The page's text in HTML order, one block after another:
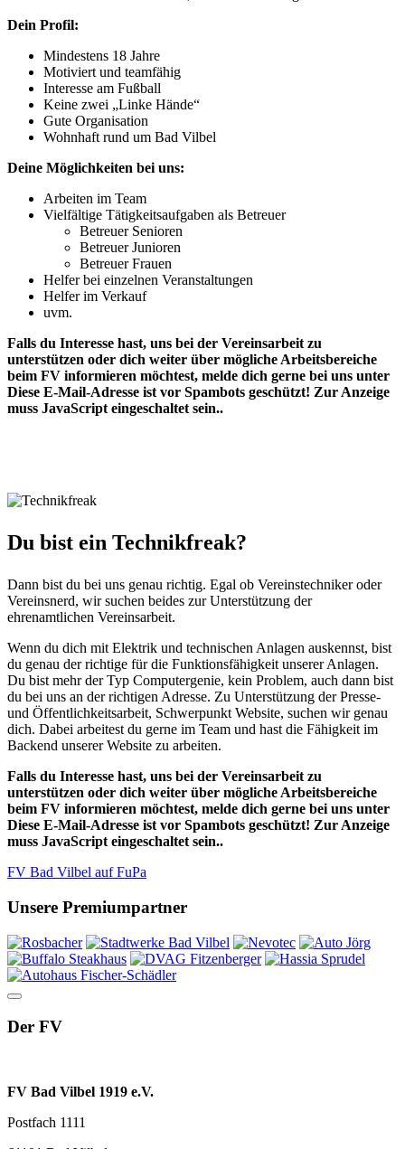
Dein Profil:
Mindestens 18 Jahre
Motiviert und teamfähig
Interesse am Fußball
Keine zwei „Linke Hände“
Gute Organisation
Wohnhaft rund um Bad Vilbel
Deine Möglichkeiten bei uns:
Arbeiten im Team
Vielfältige Tätigkeitsaufgaben als Betreuer
Betreuer Senioren
Betreuer Junioren
Betreuer Frauen
Helfer bei einzelnen Veranstaltungen
Helfer im Verkauf
uvm.
Falls du Interesse hast, uns bei der Vereinsarbeit zu
unterstützen oder dich weiter über mögliche Arbeitsbereiche
beim FV informieren möchtest, melde dich gerne bei uns unter
Diese E-Mail-Adresse ist vor Spambots geschützt! Zur Anzeige
muss JavaScript eingeschaltet sein..
Du bist ein Technikfreak?
Dann bist du bei uns genau richtig. Egal ob Vereinstechniker oder
Vereinsnerd, wir suchen beides zur Unterstützung der
ehrenamtlichen Vereinsarbeit.
Wenn du dich mit Elektrik und technischen Anlagen auskennst, bist
du genau der richtige für die Funktionsfähigkeit unserer Anlagen.
Du bist mehr der Typ Computergenie, kein Problem, auch dann bist
du bei uns an der richtigen Adresse. Zu Unterstützung der Presse-
und Öffentlichkeitsarbeit, Schwerpunkt Website, suchen wir genau
dich. Dabei arbeitest du gerne im Team und hast die Fähigkeit im
Backend unserer Website zu arbeiten.
Falls du Interesse hast, uns bei der Vereinsarbeit zu
unterstützen oder dich weiter über mögliche Arbeitsbereiche
beim FV informieren möchtest, melde dich gerne bei uns unter
Diese E-Mail-Adresse ist vor Spambots geschützt! Zur Anzeige
muss JavaScript eingeschaltet sein..
FV Bad Vilbel auf FuPa
Unsere Premiumpartner
Der FV
FV Bad Vilbel 1919 e.V.
Postfach 1111